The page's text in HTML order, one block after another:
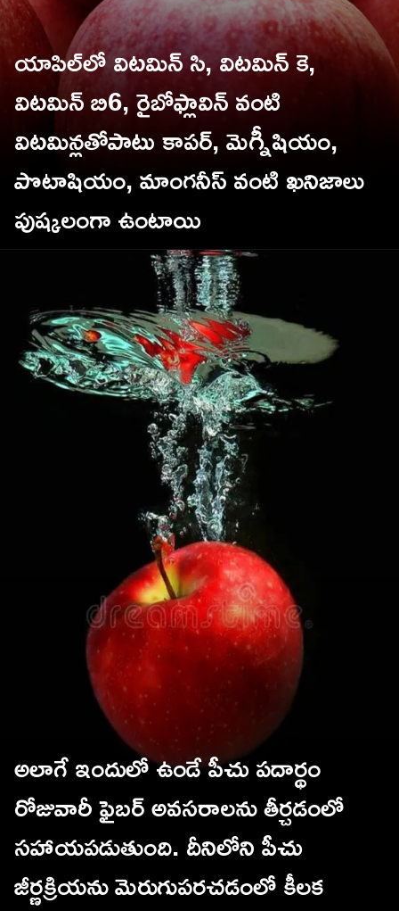
TV9 Telugu
యాపిల్‌లో విటమిన్ సి, విటమిన్ కె,
విటమిన్ బి6, రైబోఫ్లావిన్ వంటి
విటమిన్లతోపాటు కాపర్, మెగ్నీషియం,
పొటాషియం, మాంగనీస్ వంటి ఖనిజాలు
అలాగే ఇందులో ఉండే పీచు పదార్థం
రోజువారీ ఫైబర్ అవసరాలను తీర్చడంలో
సహాయపడుతుంది. దీనిలోని పీచు
జీర్ణక్రియను మెరుగుపరచడంలో కీలక